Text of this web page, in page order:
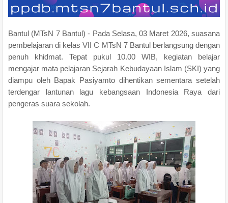
Bantul (MTsN 7 Bantul) - Pada Selasa, 03 Maret 2026, suasana
pembelajaran di kelas VII C MTsN 7 Bantul berlangsung dengan
penuh khidmat. Tepat pukul 10.00 WIB, kegiatan belajar
mengajar mata pelajaran Sejarah Kebudayaan Islam (SKI) yang
diampu oleh Bapak Pasiyamto dihentikan sementara setelah
terdengar lantunan lagu kebangsaan Indonesia Raya dari
pengeras suara sekolah.